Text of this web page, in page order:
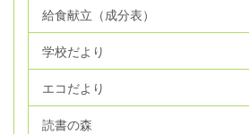
給食献立（成分表）
学校だより
エコだより
読書の森